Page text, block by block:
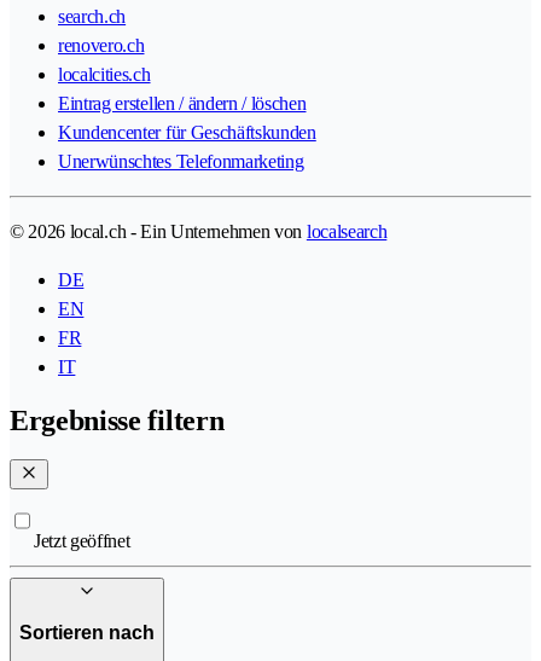
search.ch
renovero.ch
localcities.ch
Eintrag erstellen / ändern / löschen
Kundencenter für Geschäftskunden
Unerwünschtes Telefonmarketing
© 2026 local.ch - Ein Unternehmen von localsearch
DE
EN
FR
IT
Ergebnisse filtern
Jetzt geöffnet
Sortieren nach